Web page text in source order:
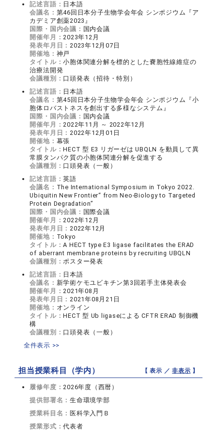
記述言語： 日本語
会議名： 第46回日本分子生物学会年会 シンポジウム『ア
カデミア創薬2023』
国際・国内会議： 国内会議
開催年月：2023年12月
発表年月日：2023年12月07日
開催地： 神戸
タイトル：小胞体関連分解を標的とした嚢胞性線維症の
治療法開発
会議種別： 口頭発表（招待・特別）
記述言語： 日本語
会議名： 第45回日本分子生物学会年会 シンポジウム『小
胞体ロバストネスを創出する多様なシステム』
国際・国内会議： 国内会議
開催年月：2022年11月 ～ 2022年12月
発表年月日：2022年12月01日
開催地： 幕張
タイトル：HECT 型 E3 リガーゼは UBQLN を動員して異
常膜タンパク質の小胞体関連分解を促進する
会議種別： 口頭発表（一般）
記述言語：英語
会議名： The International Symposium in Tokyo 2022.
Ubiquitin New Frontier“ from Neo-Biology to Targeted
Protein Degradation”
国際・国内会議： 国際会議
開催年月：2022年12月
発表年月日：2022年12月
開催地： Tokyo
タイトル：A HECT type E3 ligase facilitates the ERAD
of aberrant membrane proteins by recruiting UBQLN
会議種別：ポスター発表
記述言語： 日本語
会議名： 新学術ケモユビキチン第3回若手主体発表会
開催年月：2021年08月
発表年月日：2021年08月21日
開催地： オンライン
タイトル：HECT 型 Ub ligaseによる CFTR ERAD 制御機
構
会議種別： 口頭発表（一般）
全件表示 >>
担当授業科目（学内） 【 表示 ／非表示 】
履修年度：2026年度（西暦）
提供部署名：生命環境学部
授業科目名： 医科学入門Ｂ
授業形式：代表者